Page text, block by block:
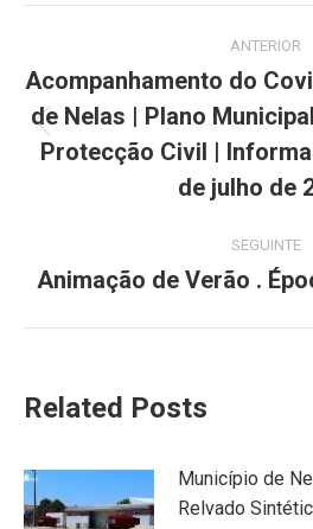
navigation
ANTERIOR
post:
Acompanhamento do
de Nelas | Plano
Protecção Civil |
de julho de
SEGUINTE
Next
Animação de Verão .
Related Posts
Município de
Relvado